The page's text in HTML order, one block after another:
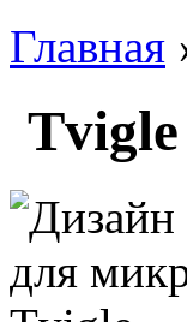
Главная
Tvigle